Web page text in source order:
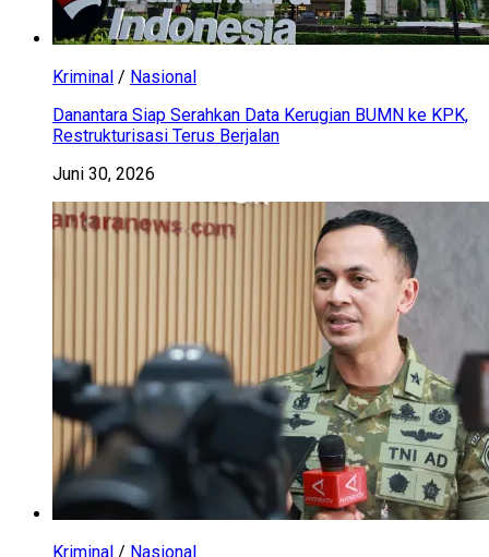
Kriminal / Nasional
Danantara Siap Serahkan Data Kerugian BUMN ke KPK,
Restrukturisasi Terus Berjalan
Juni 30, 2026
Kriminal / Nasional